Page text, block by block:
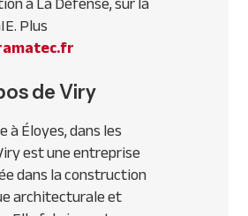
Plus
de Viry
à Éloyes, dans les
est une entreprise
dans la construction
architecturale et